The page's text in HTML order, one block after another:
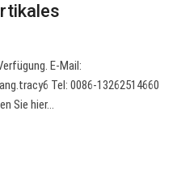
E-Mail:
Tel: 0086-13262514660
Sie hier…